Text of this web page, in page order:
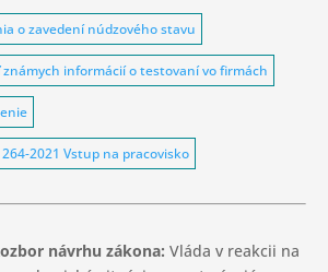
o zavedení núdzového stavu
známych informácií o testovaní vo firmách
264-2021 Vstup na pracovisko
návrhu zákona: Vláda v reakcii na